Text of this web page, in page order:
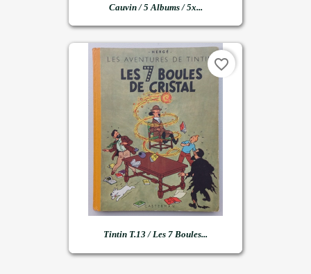
Cauvin / 5 Albums / 5x...
Tintin T.13 / Les 7 Boules...
favorite_border